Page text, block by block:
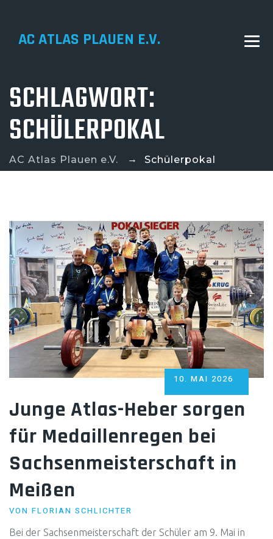
AC ATLAS PLAUEN E.V.
SCHLAGWORT:
SCHÜLERPOKAL
AC Atlas Plauen e.V. → Schülerpokal
Junge Atlas-Heber sorgen
für Medaillenregen bei
Sachsenmeisterschaft in
Meißen
POSTED
ON
10. MAI 2026
VON FLORIAN SCHLICHTER
Bei der Sachsenmeisterschaft der Schüler am 9. Mai in